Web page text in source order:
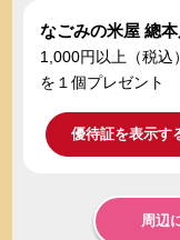
なごみの米屋 總
1,000円以上（税込
を１個プレゼント
優待証を表示す
周辺